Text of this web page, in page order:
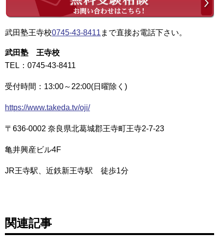
武田塾王寺校0745-43-8411 まで直接お電話下さい。
武田塾 王寺校
TEL：0745-43-8411
受付時間：13:00～22:00(日曜除く)
https://www.takeda.tv/oji/
〒636-0002 奈良県北葛城郡王寺町王寺2-7-23
亀井興産ビル4F
JR王寺駅、近鉄新王寺駅 徒歩1分
関連記事